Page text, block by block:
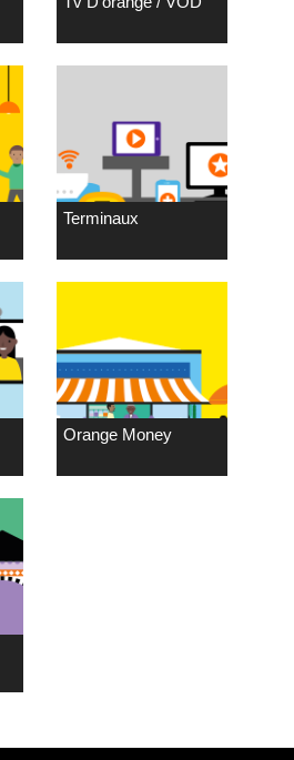
Terminaux
Orange Money